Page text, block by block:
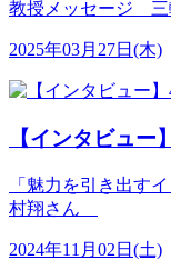
教授メッセージ 三
2025年03月27日(木)
【インタビュー
「魅力を引き出す
村翔さん
2024年11月02日(土)